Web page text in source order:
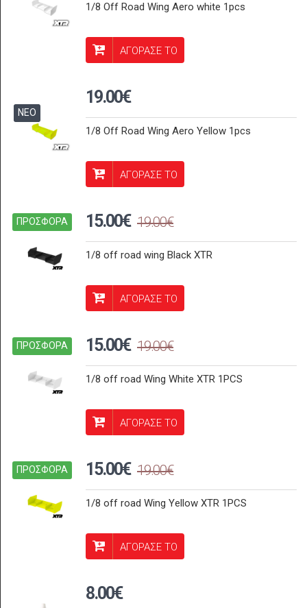
1/8 Off Road Wing Aero white 1pcs
ΑΓΟΡΑΣΕ ΤΟ
ΝΕΟ
19.00€
1/8 Off Road Wing Aero Yellow 1pcs
ΑΓΟΡΑΣΕ ΤΟ
ΠΡΟΣΦΟΡΑ 15.00€ 19.00€
1/8 off road wing Black XTR
ΑΓΟΡΑΣΕ ΤΟ
ΠΡΟΣΦΟΡΑ 15.00€ 19.00€
1/8 off road Wing White XTR 1PCS
ΑΓΟΡΑΣΕ ΤΟ
ΠΡΟΣΦΟΡΑ 15.00€ 19.00€
1/8 off road Wing Yellow XTR 1PCS
ΑΓΟΡΑΣΕ ΤΟ
8.00€